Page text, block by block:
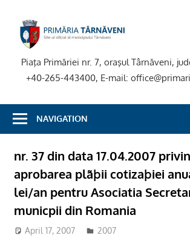
content
Piaţa Primăriei nr. 7, oraşul Târnăveni,
+40-265-443400, E-mail:
NAVIGATION
nr. 37 din data 17.04.2007
aprobarea plãþii cotizaþiei
lei/an pentru Asociatia
municpii din Romania
April 17, 2007 2007